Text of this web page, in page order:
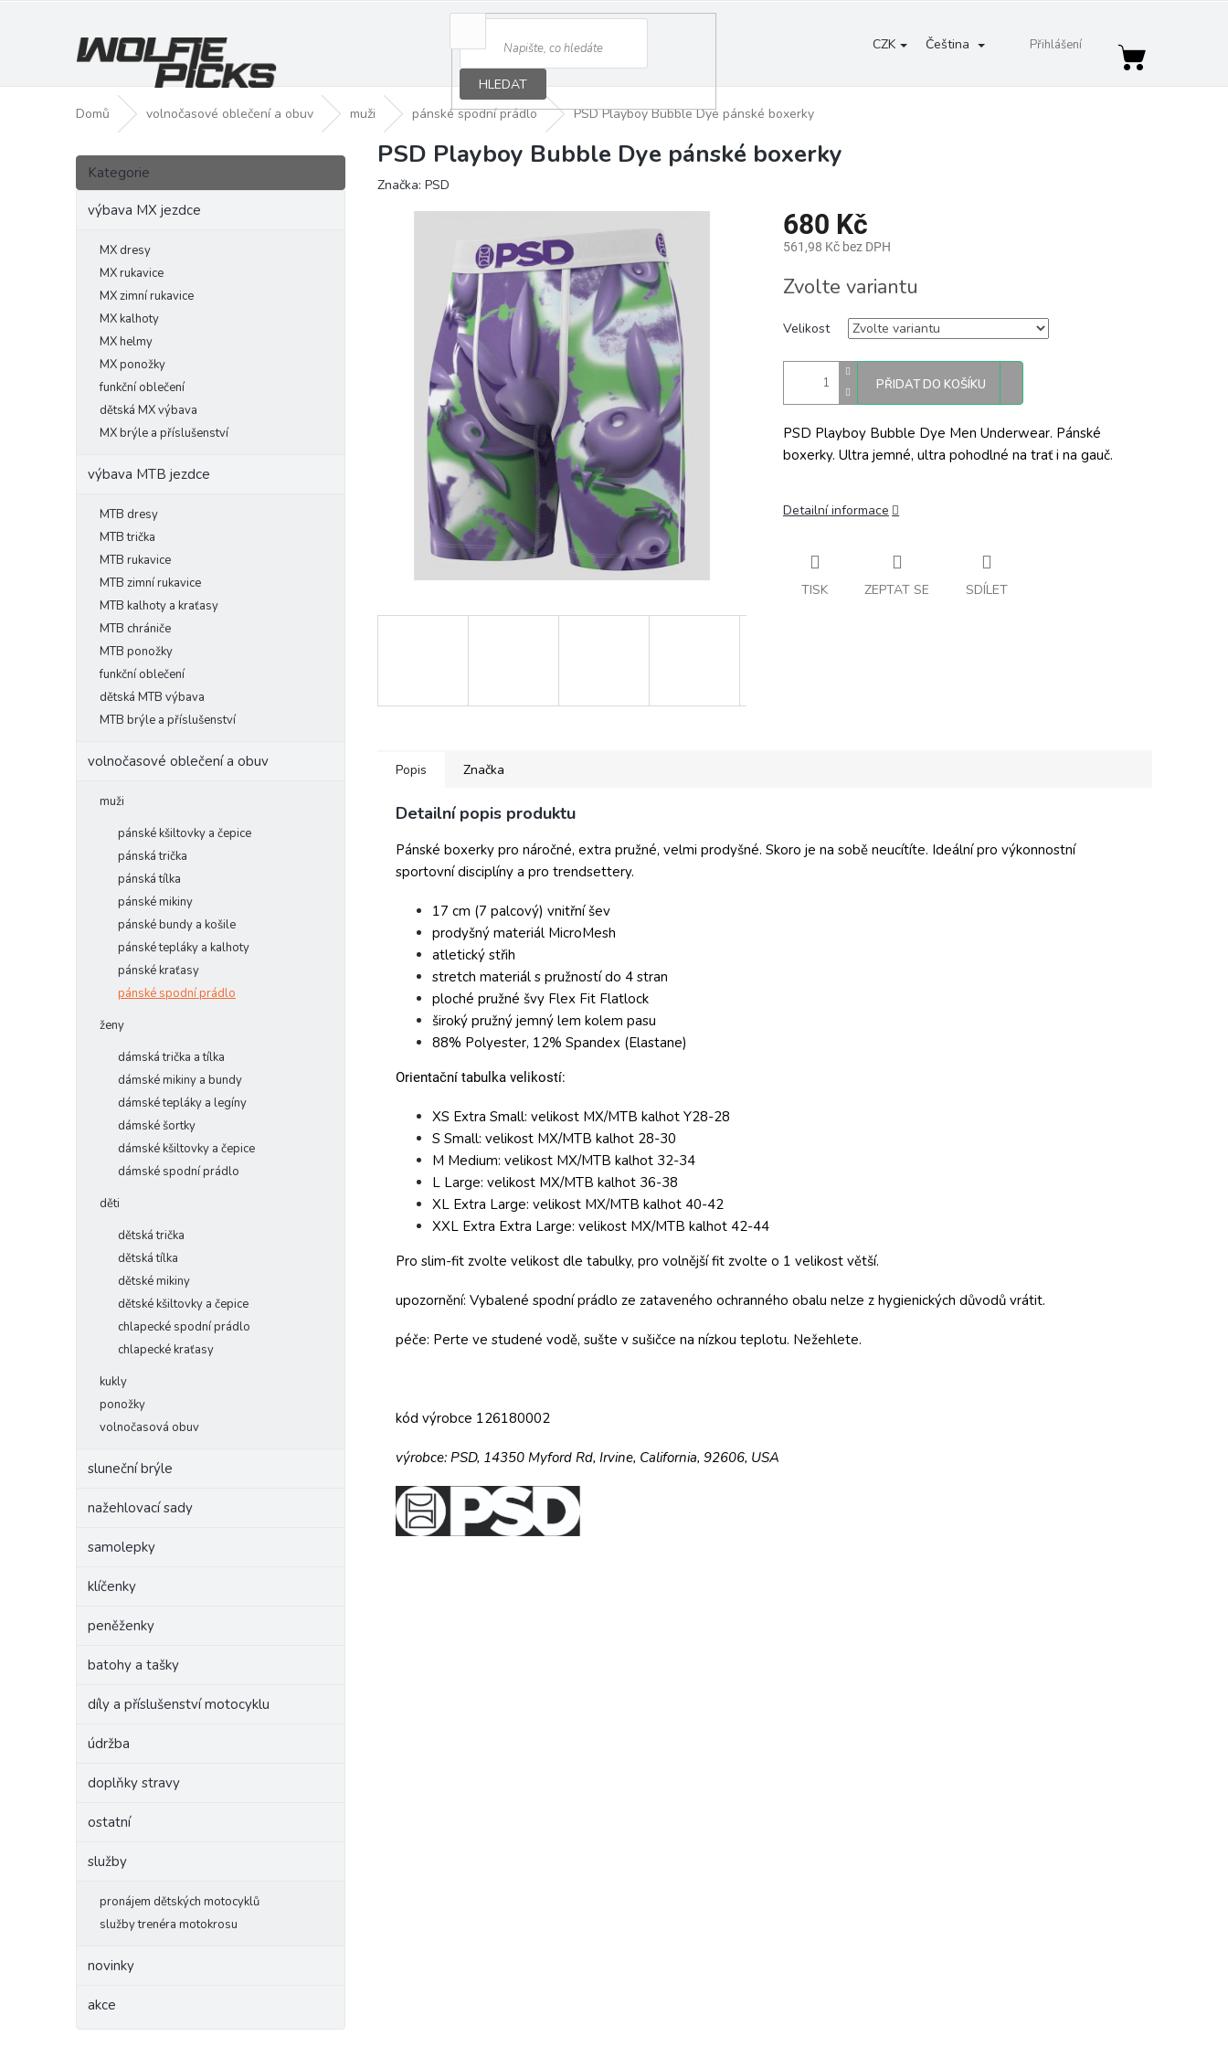
CZK Čeština Přihlášení
HLEDAT
Nákupní
Domů volnočasové oblečení a obuv muži pánské spodní prádlo PSD Playboy Bubble Dye pánské boxerky
P
s
Přeskočit
kategorie
Kategorie
výbava MX jezdce
MX dresy
MX rukavice
MX zimní rukavice
MX kalhoty
MX helmy
MX ponožky
funkční oblečení
dětská MX výbava
MX brýle a příslušenství
výbava MTB jezdce
MTB dresy
MTB trička
MTB rukavice
MTB zimní rukavice
MTB kalhoty a kraťasy
MTB chrániče
MTB ponožky
funkční oblečení
dětská MTB výbava
MTB brýle a příslušenství
volnočasové oblečení a obuv
muži
pánské kšiltovky a čepice
pánská trička
pánská tílka
pánské mikiny
pánské bundy a košile
pánské tepláky a kalhoty
pánské kraťasy
pánské spodní prádlo
ženy
dámská trička a tílka
dámské mikiny a bundy
dámské tepláky a legíny
dámské šortky
dámské kšiltovky a čepice
dámské spodní prádlo
děti
dětská trička
dětská tílka
dětské mikiny
dětské kšiltovky a čepice
chlapecké spodní prádlo
chlapecké kraťasy
kukly
ponožky
volnočasová obuv
sluneční brýle
nažehlovací sady
samolepky
klíčenky
peněženky
batohy a tašky
díly a příslušenství motocyklu
údržba
doplňky stravy
ostatní
služby
pronájem dětských motocyklů
služby trenéra motokrosu
novinky
akce
PSD Playboy Bubble Dye pánské boxerky
Značka: PSD
680 Kč
561,98 Kč bez DPH
cena:
Zvolte variantu
Velikost
PŘIDAT DO KOŠÍKU
PSD Playboy Bubble Dye Men Underwear. Pánské
boxerky. Ultra jemné, ultra pohodlné na trať i na gauč.
Detailní informace
TISK ZEPTAT SE SDÍLET
Popis Značka
Detailní popis produktu
Pánské boxerky pro náročné, extra pružné, velmi prodyšné. Skoro je na sobě neucítíte. Ideální pro výkonnostní
sportovní disciplíny a pro trendsettery.
17 cm (7 palcový) vnitřní šev
prodyšný materiál MicroMesh
atletický střih
stretch materiál s pružností do 4 stran
ploché pružné švy Flex Fit Flatlock
široký pružný jemný lem kolem pasu
88% Polyester, 12% Spandex (Elastane)
Orientační tabulka velikostí:
XS Extra Small: velikost MX/MTB kalhot Y28-28
S Small: velikost MX/MTB kalhot 28-30
M Medium: velikost MX/MTB kalhot 32-34
L Large: velikost MX/MTB kalhot 36-38
XL Extra Large: velikost MX/MTB kalhot 40-42
XXL Extra Extra Large: velikost MX/MTB kalhot 42-44
Pro slim-fit zvolte velikost dle tabulky, pro volnější fit zvolte o 1 velikost větší.
upozornění: Vybalené spodní prádlo ze zataveného ochranného obalu nelze z hygienických důvodů vrátit.
péče: Perte ve studené vodě, sušte v sušičce na nízkou teplotu. Nežehlete.
kód výrobce 126180002
výrobce: PSD, 14350 Myford Rd, Irvine, California, 92606, USA